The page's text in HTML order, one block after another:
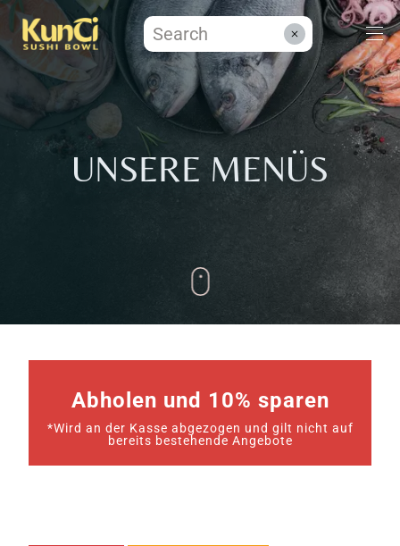
Menüs
Kontakt
UNSERE MENÜS
Abholen und 10% sparen
*Wird an der Kasse abgezogen und gilt nicht auf
bereits bestehende Angebote